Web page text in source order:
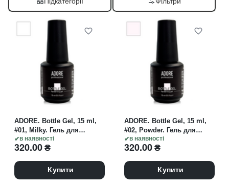
в наявності
ADORE. Bottle Gel, 15 ml,
#01, Milky. Гель для
зміцнення, молочний
320.00₴
Купити
в наявності
ADORE. Bottle Gel, 15 ml,
#02, Powder. Гель для
зміцнення, пудровий
320.00₴
Купити